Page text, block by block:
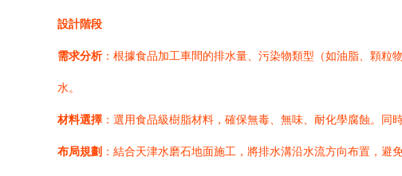
設計階段
需求分析：根據食品加工車間的排水量、污染物類型（如油脂、顆粒
水。
材料選擇 ：選用食品級樹脂材料，確保無毒、無味、耐化學腐蝕。同
布局規劃 ：結合天津水磨石地面施工，將排水溝沿水流方向布置，避